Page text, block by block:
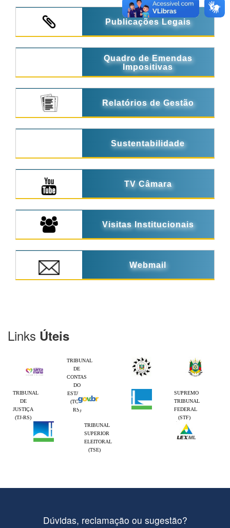
Publicações Legais
Quadro de Emendas
Impositivas
Relatórios de Gestão
Sustentabilidade
TV Câmara
Visitas Institucionais
Webmail
Links Úteis
TRIBUNAL
DE
CONTAS
DO
ESTADO
(TCE-
RS)
TRIBUNAL
DE
JUSTIÇA
(TJ-RS)
SUPREMO
TRIBUNAL
FEDERAL
(STF)
TRIBUNAL
SUPERIOR
ELEITORAL
(TSE)
Dúvidas, reclamação ou sugestão?